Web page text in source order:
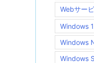
Webサー
Windows
Windows
Windows